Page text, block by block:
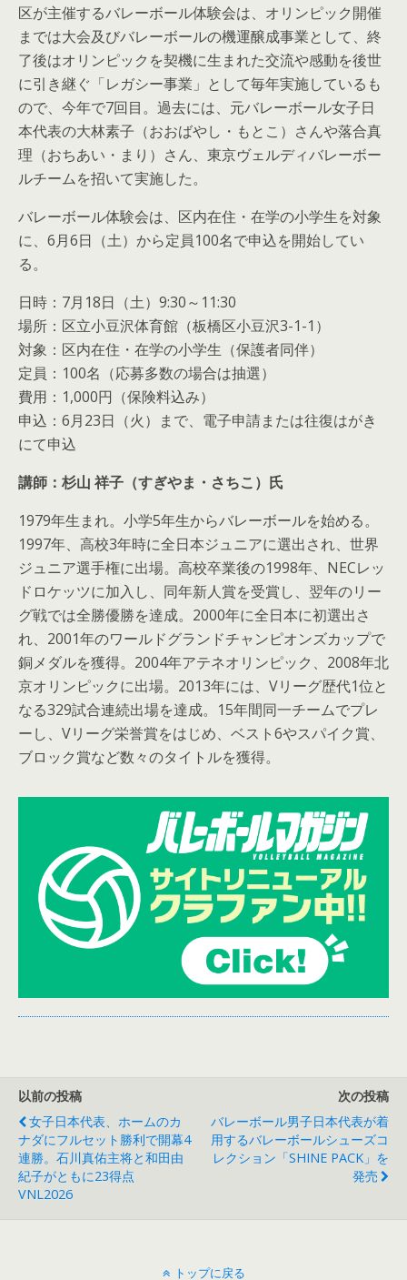
区が主催するバレーボール体験会は、オリンピック開催
までは大会及びバレーボールの機運醸成事業として、終
了後はオリンピックを契機に生まれた交流や感動を後世
に引き継ぐ「レガシー事業」として毎年実施しているも
ので、今年で7回目。過去には、元バレーボール女子日
本代表の大林素子（おおばやし・もとこ）さんや落合真
理（おちあい・まり）さん、東京ヴェルディバレーボー
ルチームを招いて実施した。
バレーボール体験会は、区内在住・在学の小学生を対象
に、6月6日（土）から定員100名で申込を開始してい
る。
日時：7月18日（土）9:30～11:30
場所：区立小豆沢体育館（板橋区小豆沢3-1-1）
対象：区内在住・在学の小学生（保護者同伴）
定員：100名（応募多数の場合は抽選）
費用：1,000円（保険料込み）
申込：6月23日（火）まで、電子申請または往復はがき
にて申込
講師：杉山 祥子（すぎやま・さちこ）氏
1979年生まれ。小学5年生からバレーボールを始める。
1997年、高校3年時に全日本ジュニアに選出され、世界
ジュニア選手権に出場。高校卒業後の1998年、NECレッ
ドロケッツに加入し、同年新人賞を受賞し、翌年のリー
グ戦では全勝優勝を達成。2000年に全日本に初選出さ
れ、2001年のワールドグランドチャンピオンズカップで
銅メダルを獲得。2004年アテネオリンピック、2008年北
京オリンピックに出場。2013年には、Vリーグ歴代1位と
なる329試合連続出場を達成。15年間同一チームでプレ
ーし、Vリーグ栄誉賞をはじめ、ベスト6やスパイク賞、
ブロック賞など数々のタイトルを獲得。
以前の投稿
女子日本代表、ホームのカ
ナダにフルセット勝利で開幕4
連勝。石川真佑主将と和田由
紀子がともに23得点
VNL2026
次の投稿
バレーボール男子日本代表が着
用するバレーボールシューズコ
レクション「SHINE PACK」を
発売
トップに戻る